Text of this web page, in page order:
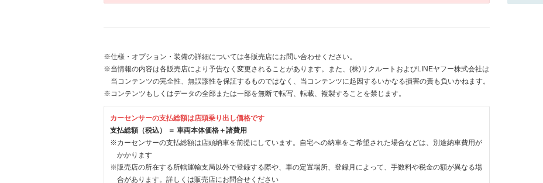
※仕様・オプション・装備の詳細については各販売店にお問い合わせください。
※当情報の内容は各販売店により予告なく変更されることがあります。また、(株)リクルートおよびLINEヤフー株式会社は
当コンテンツの完全性、無誤謬性を保証するものではなく、当コンテンツに起因するいかなる損害の責も負いかねます。
※コンテンツもしくはデータの全部または一部を無断で転写、転載、複製することを禁じます。
カーセンサーの支払総額は店頭乗り出し価格です
支払総額（税込） ＝ 車両本体価格＋諸費用
※カーセンサーの支払総額は店頭納車を前提にしています。自宅への納車をご希望された場合などは、別途納車費用が
かかります
※販売店の所在する所轄運輸支局以外で登録する際や、車の定置場所、登録月によって、手数料や税金の額が異なる場
合があります。詳しくは販売店にお問合せください